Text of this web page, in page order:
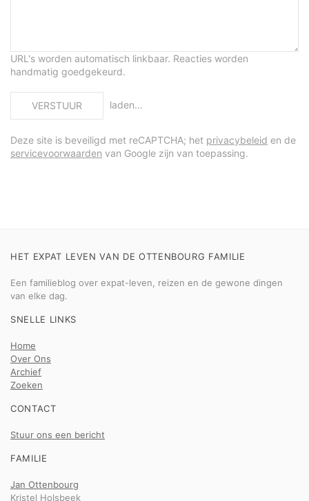
URL's worden automatisch linkbaar. Reacties worden
handmatig goedgekeurd.
VERSTUUR laden…
Deze site is beveiligd met reCAPTCHA; het privacybeleid en de
servicevoorwaarden van Google zijn van toepassing.
HET EXPAT LEVEN VAN DE OTTENBOURG FAMILIE
Een familieblog over expat-leven, reizen en de gewone dingen
van elke dag.
SNELLE LINKS
Home
Over Ons
Archief
Zoeken
CONTACT
Stuur ons een bericht
FAMILIE
Jan Ottenbourg
Kristel Holsbeek